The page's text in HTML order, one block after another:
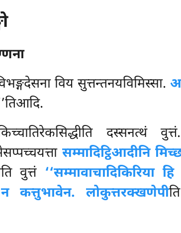
विय सुत्तन्तनयविमिस्सा.
दस्सनत्थं
सम्मादिट्ठिआदीनि
वुत्तं ‘‘सम्मावाचादिकिरिया हि
न कत्तुभावेन. लोकुत्तरक्खणेपी